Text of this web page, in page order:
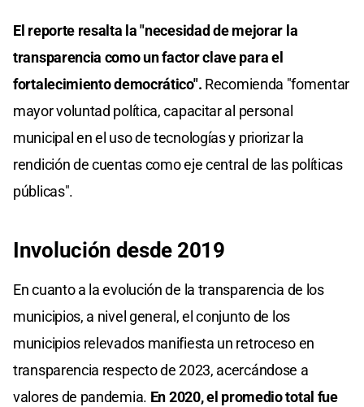
El reporte resalta la "necesidad de mejorar la
transparencia como un factor clave para el
fortalecimiento democrático". Recomienda "fomentar
mayor voluntad política, capacitar al personal
municipal en el uso de tecnologías y priorizar la
rendición de cuentas como eje central de las políticas
públicas".
Involución desde 2019
En cuanto a la evolución de la transparencia de los
municipios, a nivel general, el conjunto de los
municipios relevados manifiesta un retroceso en
transparencia respecto de 2023, acercándose a
valores de pandemia. En 2020, el promedio total fue